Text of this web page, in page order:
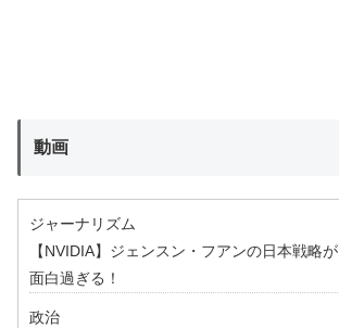
動画
ジャーナリズム
【NVIDIA】ジェンスン・フアンの日本戦略が
面白過ぎる！
政治